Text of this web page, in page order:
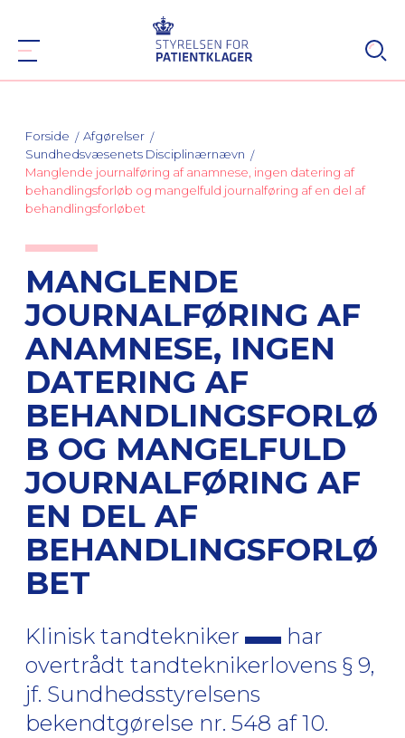
Forside
Afgørelser
Sundhedsvæsenets Disciplinærnævn
Manglende journalføring af anamnese, ingen datering af
behandlingsforløb og mangelfuld journalføring af en del af
behandlingsforløbet
MANGLENDE
JOURNALFØRING AF
ANAMNESE, INGEN
DATERING AF
BEHANDLINGSFORLØ
B OG MANGELFULD
JOURNALFØRING AF
EN DEL AF
BEHANDLINGSFORLØ
BET
Klinisk tandtekniker
har
overtrådt tandteknikerlovens § 9,
jf. Sundhedsstyrelsens
bekendtgørelse nr. 548 af 10.